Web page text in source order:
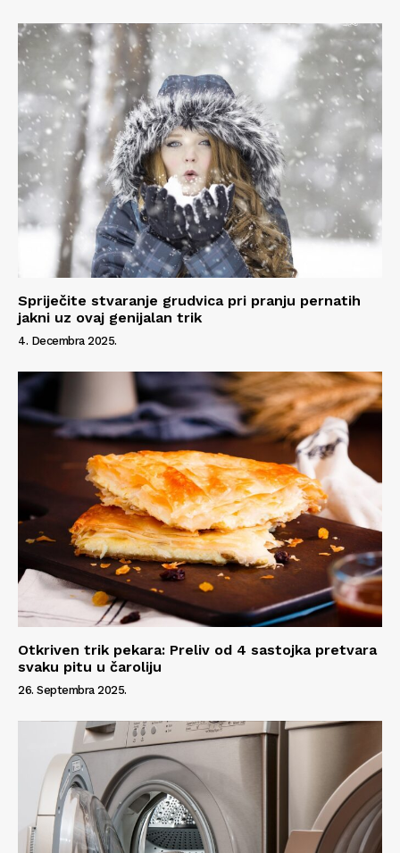
Spriječite stvaranje grudvica pri pranju pernatih
jakni uz ovaj genijalan trik
4. Decembra 2025.
Otkriven trik pekara: Preliv od 4 sastojka pretvara
svaku pitu u čaroliju
26. Septembra 2025.